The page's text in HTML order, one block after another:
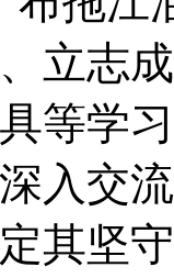
立志
等学
入交
其坚